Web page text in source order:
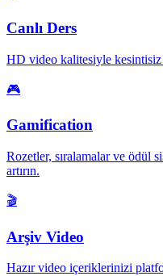
Canlı Ders
HD video kalitesiyle kesintisiz
🎮
Gamification
Rozetler, sıralamalar ve ödül
artırın.
🎬
Arşiv Video
Hazır video içeriklerinizi